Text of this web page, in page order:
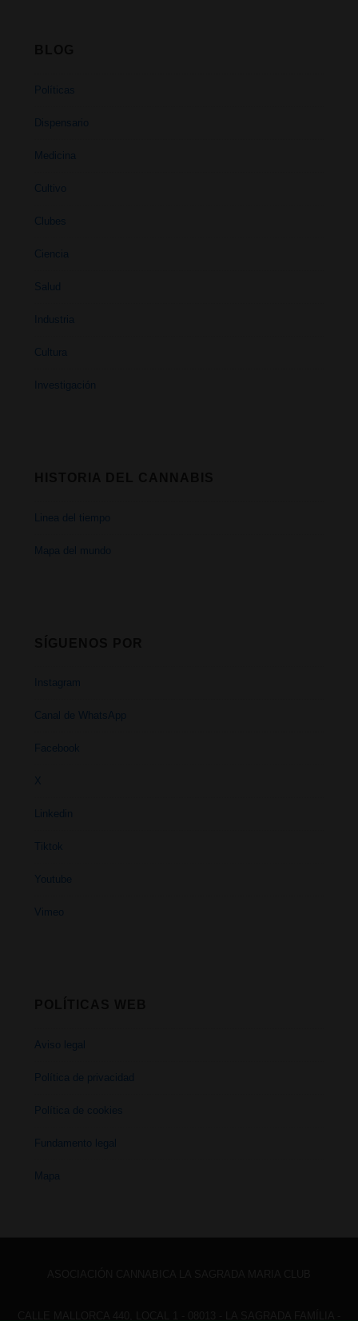
Políticas
Dispensario
Medicina
Cultivo
Clubes
Ciencia
Salud
Industria
Cultura
Investigación
Linea del tiempo
Mapa del mundo
Instagram
Canal de WhatsApp
Facebook
X
Linkedin
Tiktok
Youtube
Vimeo
Aviso legal
Política de privacidad
Política de cookies
Fundamento legal
Mapa